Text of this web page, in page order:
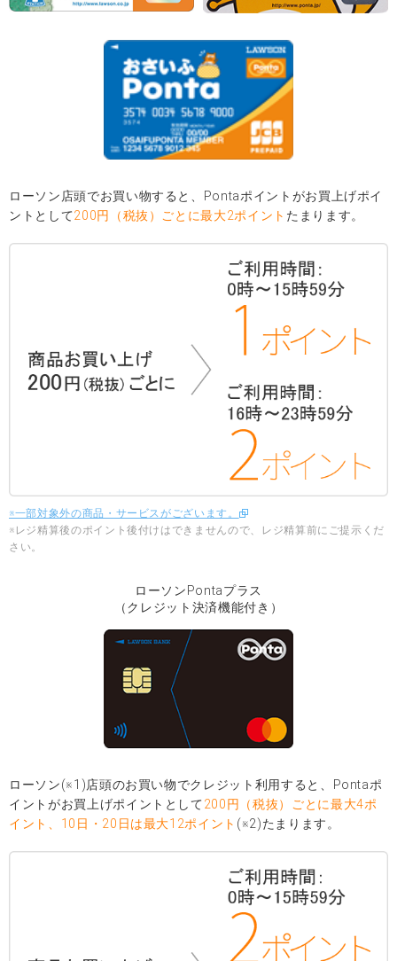
ローソン店頭でお買い物すると、Pontaポイントがお買上げポイ
ントとして200円（税抜）ごとに最大2ポイント たまります。
※一部対象外の商品・サービスがございます。
※レジ精算後のポイント後付けはできませんので、レジ精算前にご提示くだ
さい。
ローソンPontaプラス
（クレジット決済機能付き）
ローソン(※1)店頭のお買い物でクレジット利用すると、Pontaポ
イントがお買上げポイントとして200円（税抜）ごとに最大4ポ
イント、10日・20日は最大12ポイント (※2)たまります。